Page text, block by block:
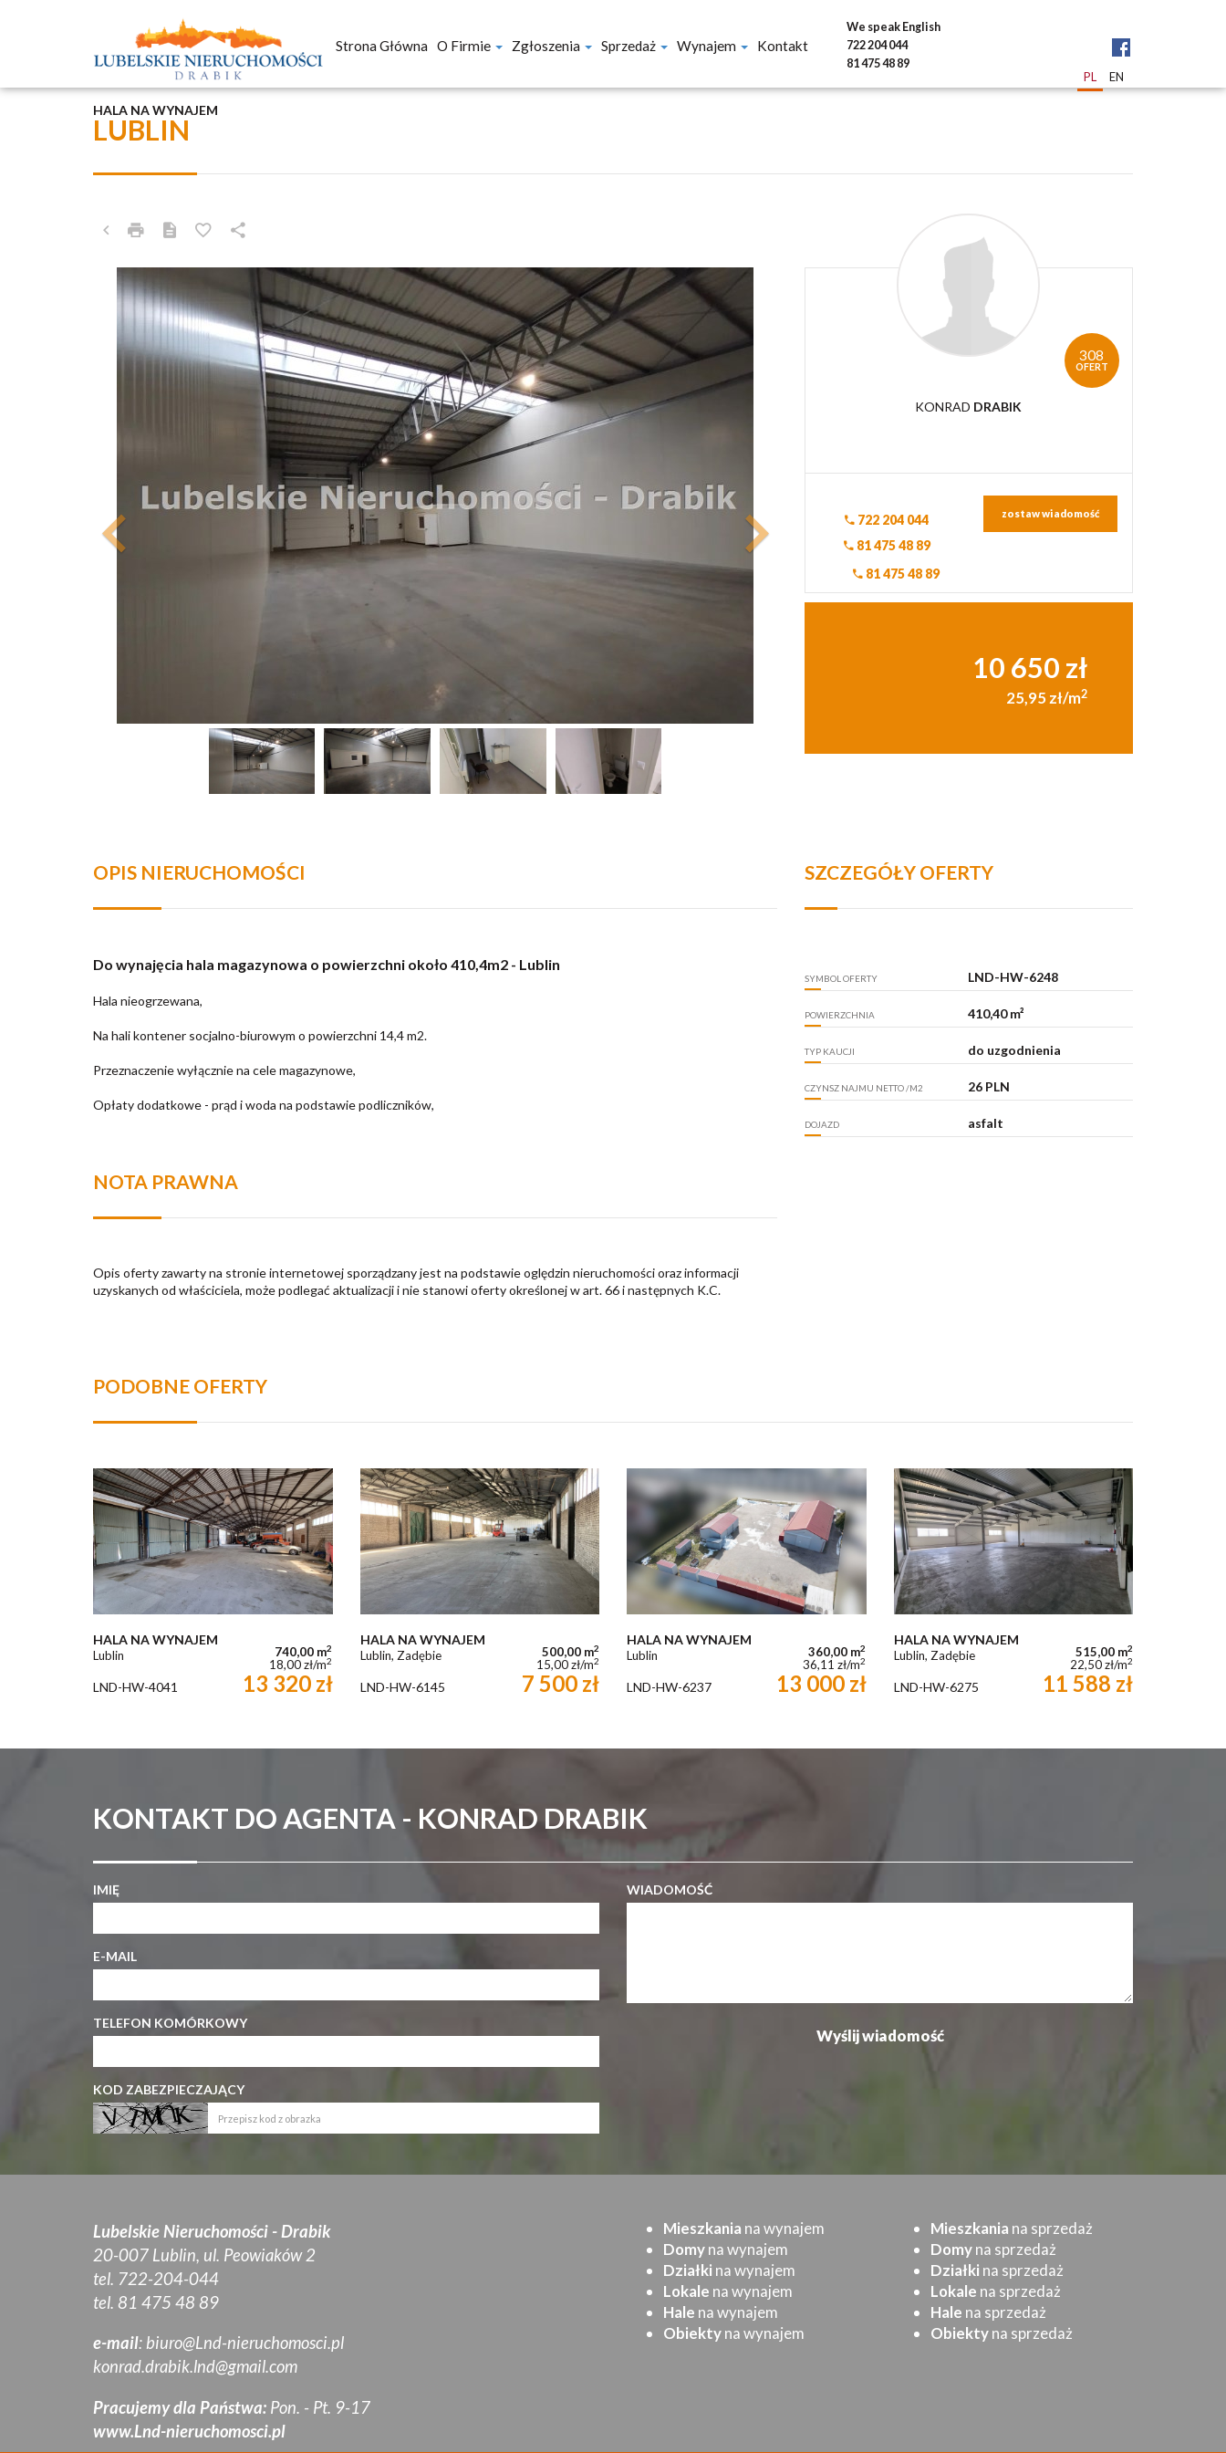
Strona Główna O Firmie Zgłoszenia Sprzedaż Wynajem Kontakt
We speak English
722 204 044
81 475 48 89
PL EN
LUBLIN
HALA NA WYNAJEM
308
OFERT
KONRAD DRABIK
722 204 044
81 475 48 89
81 475 48 89
zostaw wiadomość
10 650 zł
25,95 zł/m2
OPIS NIERUCHOMOŚCI
Do wynajęcia hala magazynowa o powierzchni około 410,4m2 - Lublin
Hala nieogrzewana,
Na hali kontener socjalno-biurowym o powierzchni 14,4 m2.
Przeznaczenie wyłącznie na cele magazynowe,
Opłaty dodatkowe - prąd i woda na podstawie podliczników,
NOTA PRAWNA
Opis oferty zawarty na stronie internetowej sporządzany jest na podstawie oględzin nieruchomości oraz informacji
uzyskanych od właściciela, może podlegać aktualizacji i nie stanowi oferty określonej w art. 66 i następnych K.C.
SZCZEGÓŁY OFERTY
SYMBOL OFERTY LND-HW-6248
POWIERZCHNIA 410,40 m²
TYP KAUCJI do uzgodnienia
CZYNSZ NAJMU NETTO /M2 26 PLN
DOJAZD asfalt
PODOBNE OFERTY
HALA NA WYNAJEM
Lublin 740,00 m2
18,00 zł/m2
LND-HW-4041 13 320 zł
HALA NA WYNAJEM
Lublin, Zadębie 500,00 m2
15,00 zł/m2
LND-HW-6145 7 500 zł
HALA NA WYNAJEM
Lublin 360,00 m2
36,11 zł/m2
LND-HW-6237 13 000 zł
HALA NA WYNAJEM
Lublin, Zadębie 515,00 m2
22,50 zł/m2
LND-HW-6275 11 588 zł
KONTAKT DO AGENTA - KONRAD DRABIK
IMIĘ
E-MAIL
TELEFON KOMÓRKOWY
KOD ZABEZPIECZAJĄCY
WIADOMOŚĆ
Lubelskie Nieruchomości - Drabik
20-007 Lublin, ul. Peowiaków 2
tel. 722-204-044
tel. 81 475 48 89
e-mail: biuro@Lnd-nieruchomosci.pl
konrad.drabik.lnd@gmail.com
Pracujemy dla Państwa: Pon. - Pt. 9-17
www.Lnd-nieruchomosci.pl
Mieszkania na wynajem
Domyna wynajem
Działki na wynajem
Lokale na wynajem
Hale na wynajem
Obiektyna wynajem
Mieszkania na sprzedaż
Domyna sprzedaż
Działki na sprzedaż
Lokale na sprzedaż
Hale na sprzedaż
Obiektyna sprzedaż